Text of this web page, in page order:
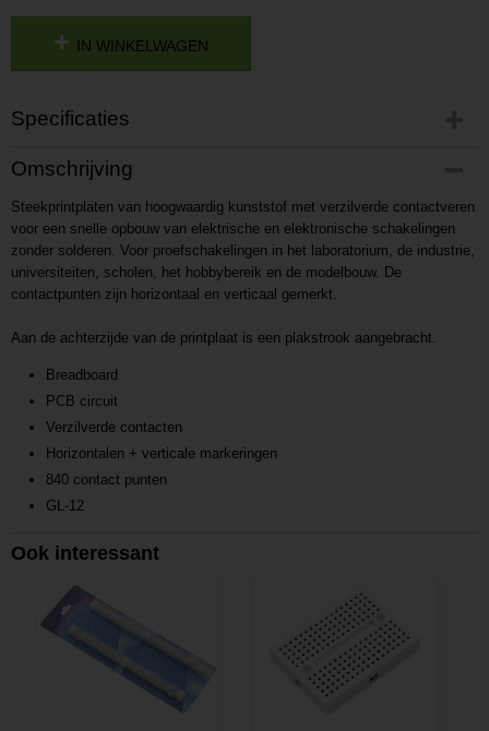
IN WINKELWAGEN
Specificaties
Productcode
P20163221940
Productcode leverancier
L20163221940
Omschrijving
Steekprintplaten van hoogwaardig kunststof met verzilverde contactveren
voor een snelle opbouw van elektrische en elektronische schakelingen
zonder solderen. Voor proefschakelingen in het laboratorium, de industrie,
universiteiten, scholen, het hobbybereik en de modelbouw. De
contactpunten zijn horizontaal en verticaal gemerkt.
Aan de achterzijde van de printplaat is een plakstrook aangebracht.
Breadboard
PCB circuit
Verzilverde contacten
Horizontalen + verticale markeringen
840 contact punten
GL-12
Ook interessant